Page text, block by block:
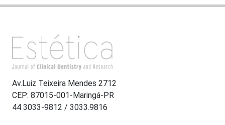
Av.Luiz Teixeira Mendes 2712
CEP: 87015-001-Maringá-PR
44 3033-9812 / 3033.9816